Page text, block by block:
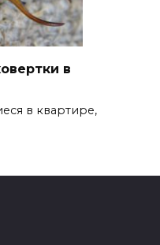
в
в квартире,